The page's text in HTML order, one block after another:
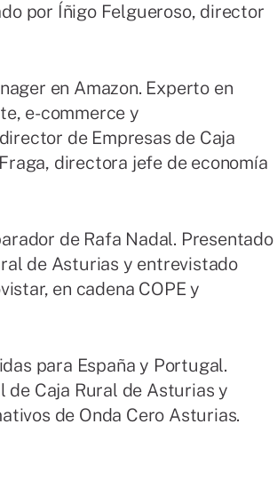
por Íñigo Felgueroso, director
en Amazon. Experto en
e-commerce y
de Empresas de Caja
directora jefe de economía
de Rafa Nadal. Presentado
de Asturias y entrevistado
en cadena COPE y
para España y Portugal.
de Caja Rural de Asturias y
de Onda Cero Asturias.